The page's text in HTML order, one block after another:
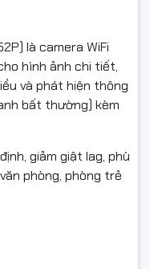
là camera WiFi
hình ảnh chi tiết,
và phát hiện thông
bất thường) kèm
giảm giật lag, phù
phòng, phòng trẻ